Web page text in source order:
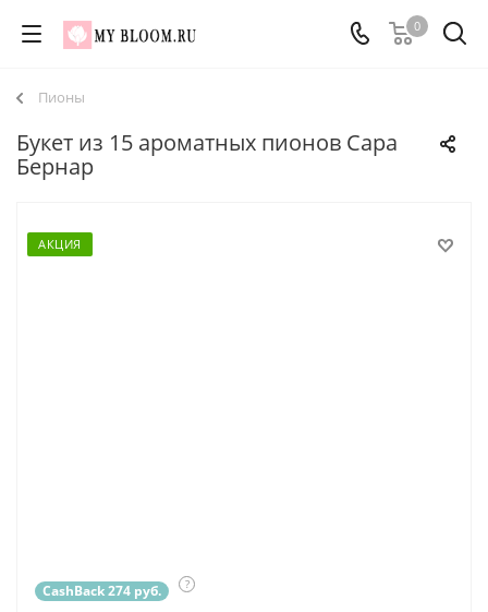
0
Пионы
Букет из 15 ароматных пионов Сара
Бернар
АКЦИЯ
CashBack 274 руб. ?